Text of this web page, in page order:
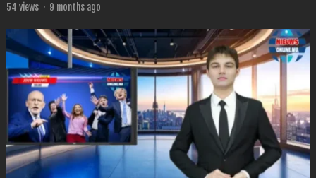
54 views · 9 months ago